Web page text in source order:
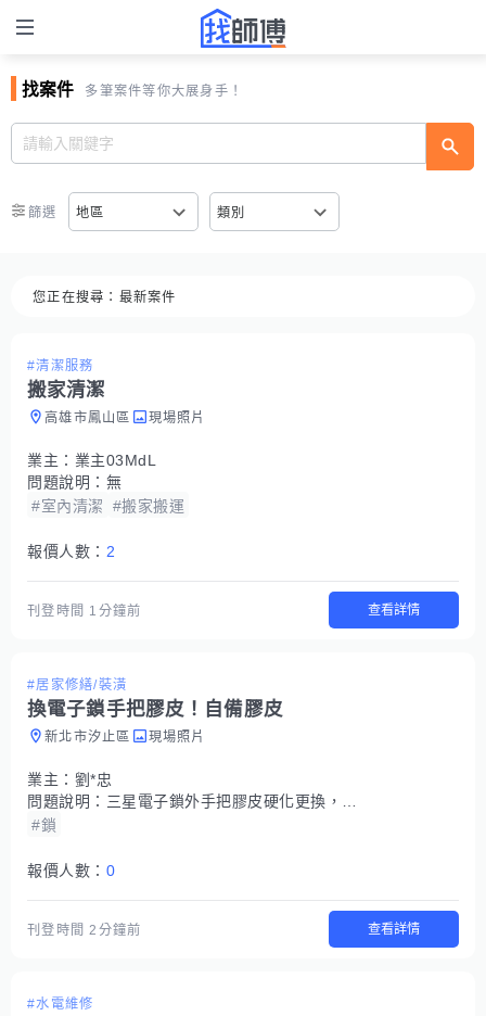
找案件 多筆案件等你大展身手！
篩選 地區 類別
您正在搜尋： 最新案件
#清潔服務
搬家清潔
高雄市鳳山區 現場照片
業主： 業主03MdL
問題說明： 無
#室內清潔
#搬家搬運
報價人數： 2
刊登時間 1分鐘前 查看詳情
#居家修繕/裝潢
換電子鎖手把膠皮！自備膠皮
新北市汐止區 現場照片
業主： 劉*忠
問題說明： 三星電子鎖外手把膠皮硬化更換，有自備材料，請問代工更換工資
#鎖
報價人數： 0
刊登時間2分鐘前 查看詳情
#水電維修